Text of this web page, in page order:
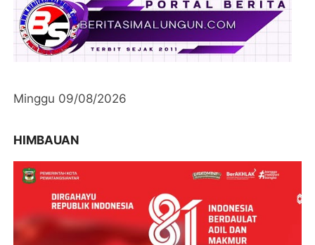
Minggu 09/08/2026
HIMBAUAN